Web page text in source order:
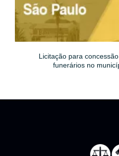
Licitação para
funerários no